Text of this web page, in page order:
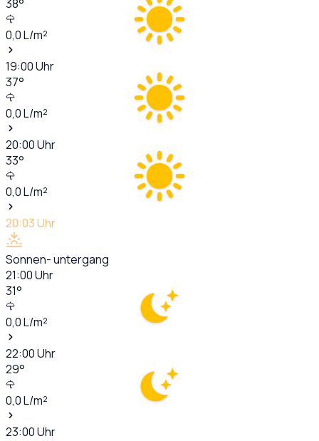
38°
0,0L/m²
19:00Uhr
37°
0,0L/m²
20:00Uhr
33°
0,0L/m²
20:03Uhr
Sonnen- untergang
21:00Uhr
31°
0,0L/m²
22:00Uhr
29°
0,0L/m²
23:00Uhr